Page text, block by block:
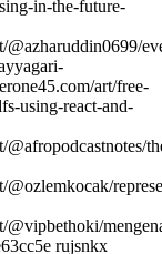
in-the-future-
@azharuddin0699/
art/free-
using-react-and-
@vipbethoki/
rujsnkx